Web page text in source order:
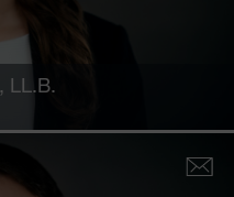
, LL.B.